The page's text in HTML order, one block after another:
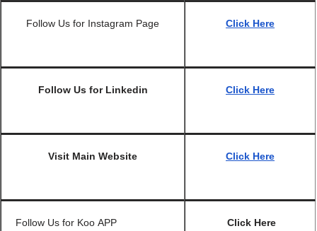
Follow Us for Instagram Page Click Here
Follow Us for Linkedin Click Here
Visit Main Website Click Here
Follow Us for Koo APP Click Here